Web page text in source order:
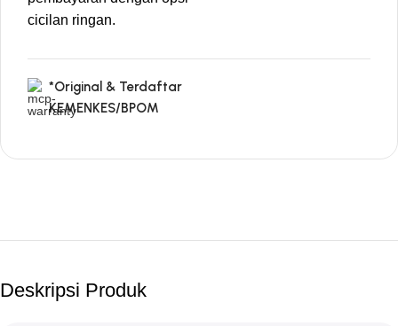
cicilan ringan.
*Original & Terdaftar
KEMENKES/BPOM
Deskripsi Produk